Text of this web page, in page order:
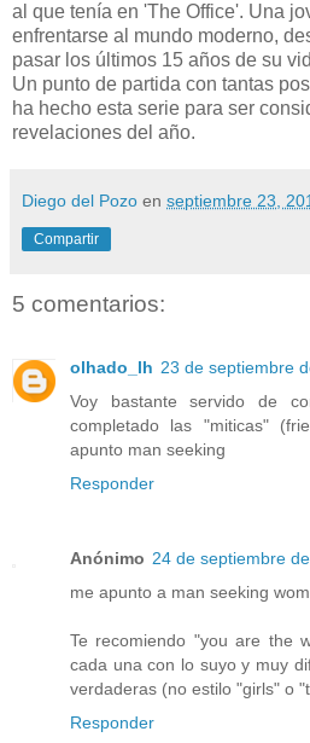
al que tenía en 'The Office'. Una
enfrentarse al mundo moderno,
pasar los últimos 15 años de su
Un punto de partida con tantas
ha hecho esta serie para ser
revelaciones del año.
Diego del Pozo en septiembre 23,
Compartir
5 comentarios:
olhado_lh 23 de septiembre
Voy bastante servido de
completado las "miticas"
apunto man seeking
Responder
Anónimo 24 de septiembre
me apunto a man seeking
Te recomiendo "you are the
cada una con lo suyo y muy
verdaderas (no estilo "girls" o
Responder